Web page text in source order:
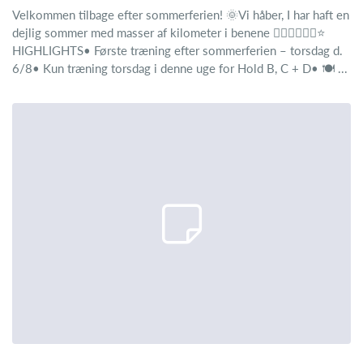
Velkommen tilbage efter sommerferien! 🌞Vi håber, I har haft en
dejlig sommer med masser af kilometer i benene 🚴‍♂️🚴‍♂️🚴‍♂️⭐
HIGHLIGHTS• Første træning efter sommerferien – torsdag d.
6/8• Kun træning torsdag i denne uge for Hold B, C + D• 🍽️ ...